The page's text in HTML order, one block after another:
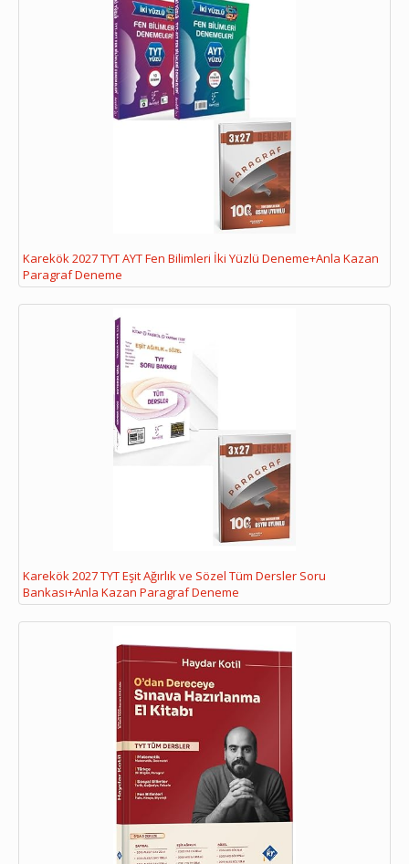
Karekök 2027 TYT AYT Fen Bilimleri İki Yüzlü Deneme+Anla Kazan
Paragraf Deneme
Karekök 2027 TYT Eşit Ağırlık ve Sözel Tüm Dersler Soru
Bankası+Anla Kazan Paragraf Deneme